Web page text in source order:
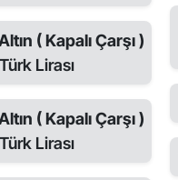
( Kapalı Çarşı )
Lirası
( Kapalı Çarşı )
Lirası